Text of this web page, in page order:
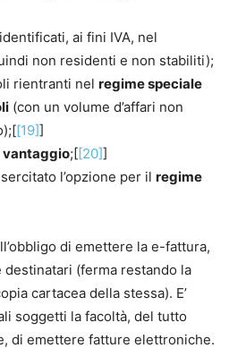
ai fini IVA, nel
non residenti e non stabiliti);
rientranti nel regime speciale
(con un volume d’affari non
[19]]
vantaggio;[[20]]
l’opzione per il regime
di emettere la e-fattura,
(ferma restando la
cartacea della stessa). E’
soggetti la facoltà, del tutto
di emettere fatture elettroniche.